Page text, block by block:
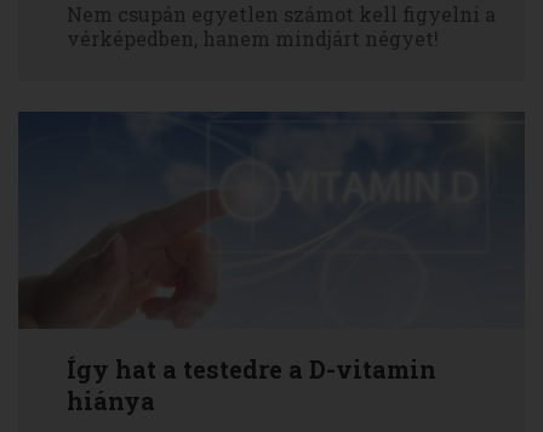
Nem csupán egyetlen számot kell figyelni a
vérképedben, hanem mindjárt négyet!
Így hat a testedre a D-vitamin
hiánya